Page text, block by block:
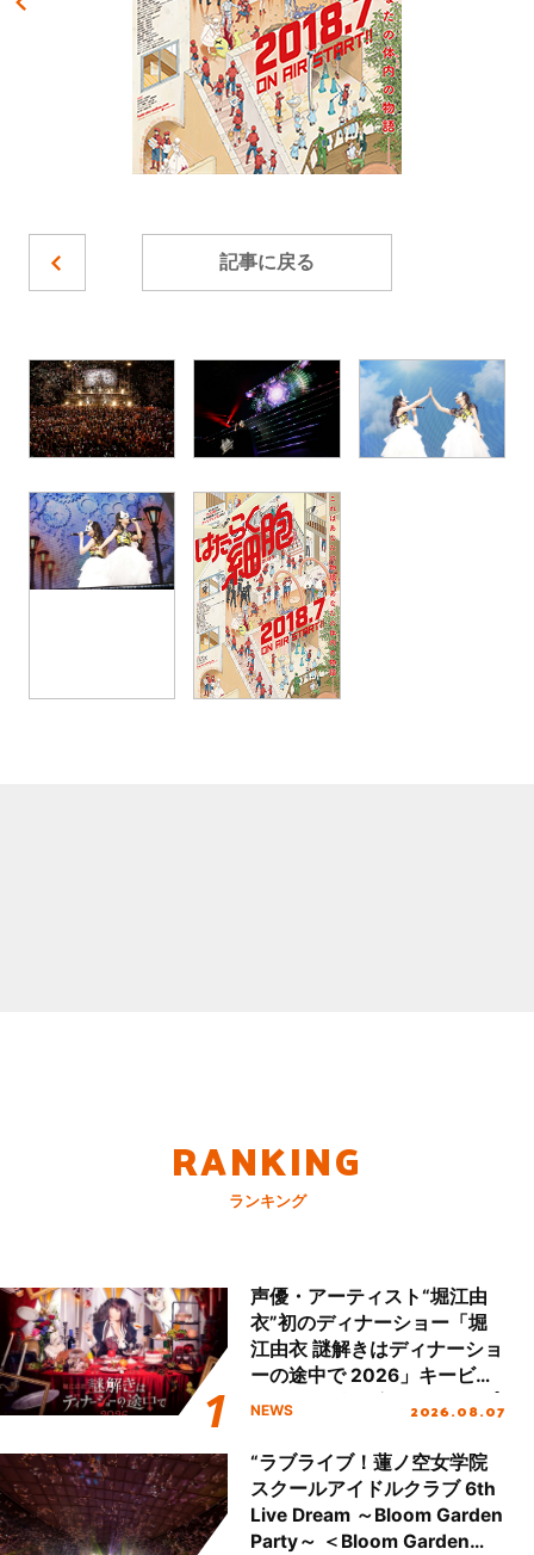
記事に戻る
RANKING
ランキング
声優・アーティスト“堀江由
衣”初のディナーショー「堀
江由衣 謎解きはディナーショ
ーの途中で 2026」キービジ
ュアル＆グッズラインナップ
NEWS 2026.08.07
“ラブライブ！蓮ノ空女学院
スクールアイドルクラブ 6th
Live Dream ～Bloom Garden
Party～ ＜Bloom Garden